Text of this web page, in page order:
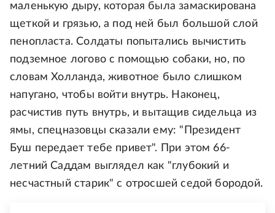
маленькую дыру, которая была замаскирована
щеткой и грязью, а под ней был большой слой
пенопласта. Солдаты попытались вычистить
подземное логово с помощью собаки, но, по
словам Холланда, животное было слишком
напугано, чтобы войти внутрь. Наконец,
расчистив путь внутрь, и вытащив сидельца из
ямы, спецназовцы сказали ему: "Президент
Буш передает тебе привет". При этом 66-
летний Саддам выглядел как "глубокий и
несчастный старик" с отросшей седой бородой.